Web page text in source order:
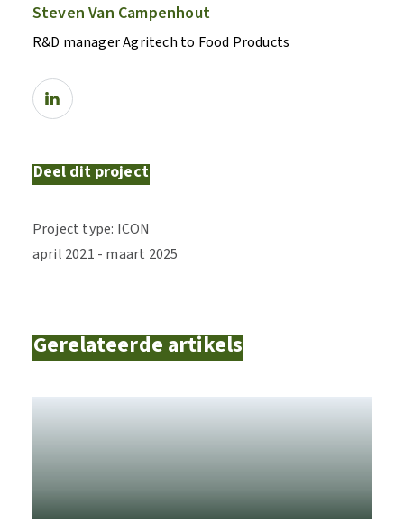
Steven Van Campenhout
R&D manager Agritech to Food Products
Deel dit project
Project type: ICON
april 2021 - maart 2025
Gerelateerde artikels